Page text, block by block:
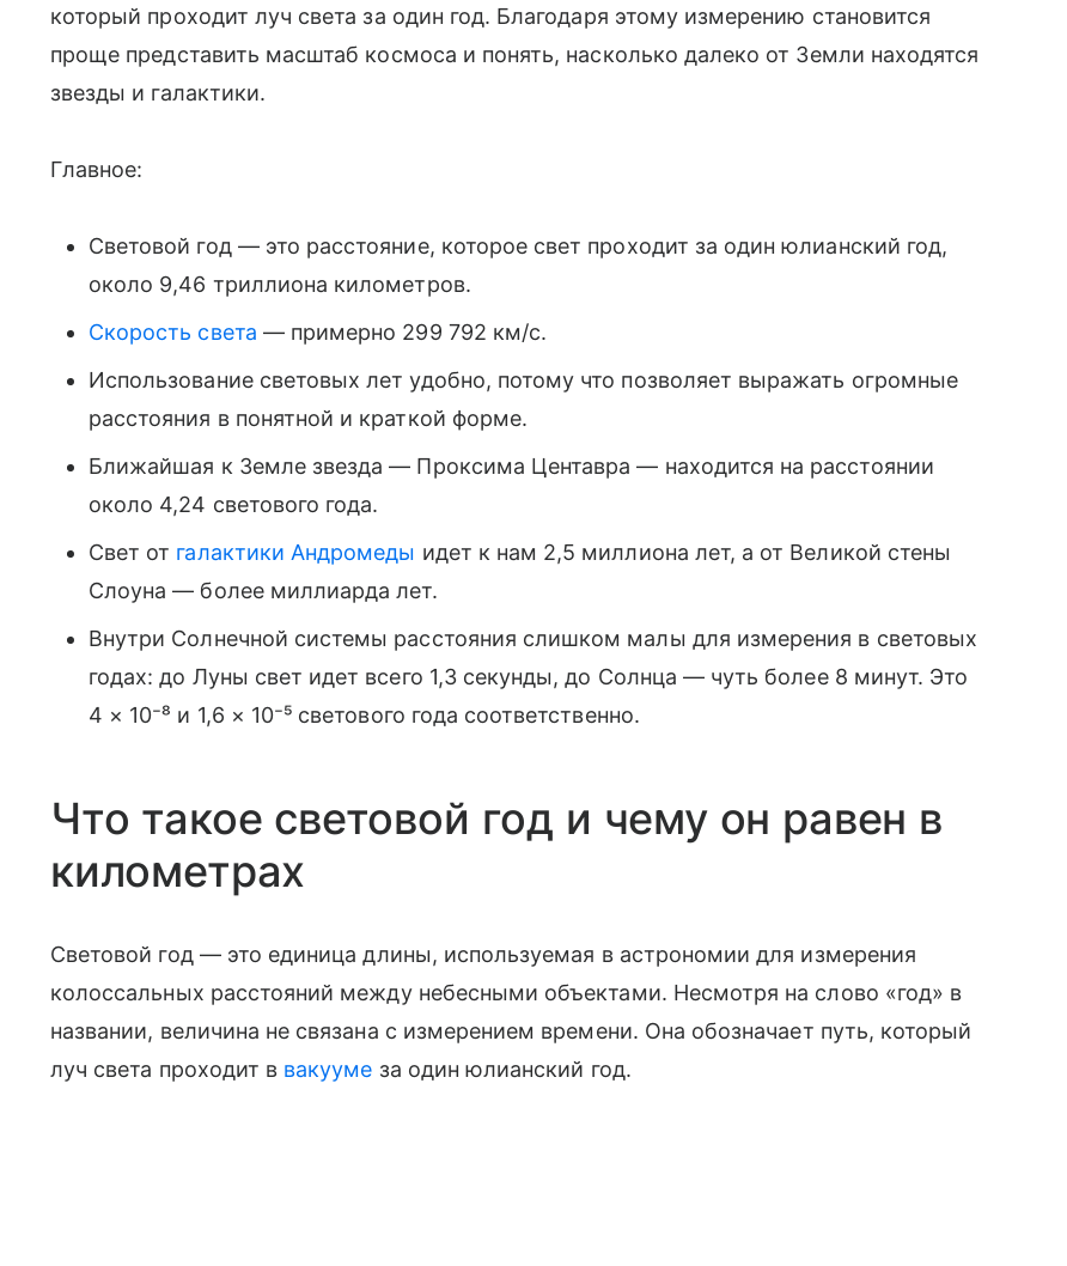
который проходит луч света за один год. Благодаря этому измерению становится
проще представить масштаб космоса и понять, насколько далеко от Земли находятся
звезды и галактики.
Главное:
Световой год — это расстояние, которое свет проходит за один юлианский год,
около 9,46 триллиона километров.
Скорость света — примерно 299 792 км/с.
Использование световых лет удобно, потому что позволяет выражать огромные
расстояния в понятной и краткой форме.
Ближайшая к Земле звезда — Проксима Центавра — находится на расстоянии
около 4,24 светового года.
Свет от галактики Андромеды идет к нам 2,5 миллиона лет, а от Великой стены
Слоуна — более миллиарда лет.
Внутри Солнечной системы расстояния слишком малы для измерения в световых
годах: до Луны свет идет всего 1,3 секунды, до Солнца — чуть более 8 минут. Это
4 × 10⁻⁸ и 1,6 × 10⁻⁵ светового года соответственно.
Что такое световой год и чему он равен в
километрах
Световой год — это единица длины, используемая в астрономии для измерения
колоссальных расстояний между небесными объектами. Несмотря на слово «год» в
названии, величина не связана с измерением времени. Она обозначает путь, который
луч света проходит в вакууме за один юлианский год.